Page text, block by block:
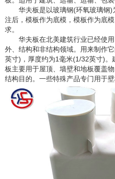
华夫板是以玻璃钢(环氧玻璃钢)
注后，模板作为底模，模板作为底
求。
华夫板在北美建筑行业已经使用
外、结构和非结构领域。用来制作
英寸)，厚度约为1毫米(1/32英寸)。
板主要用于屋顶、墙壁和地板覆盖
结构目的。一些特殊产品专门用于壁